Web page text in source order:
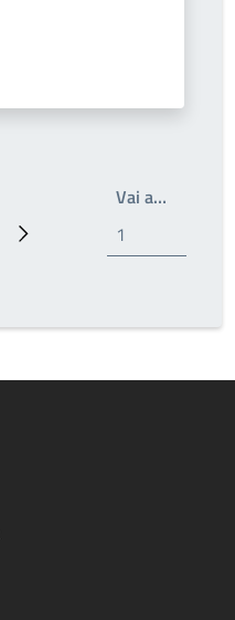
Prossima pagina
Vai a…